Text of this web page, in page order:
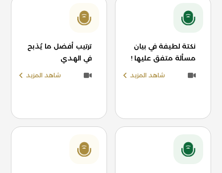
نكتة لطيفة في بيان
مسألة متفق عليها !
شاهد المزيد
ترتيب أفضل ما يُذبح
في الهدي
شاهد المزيد